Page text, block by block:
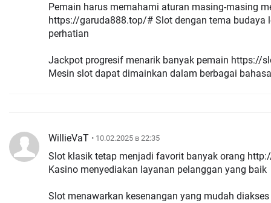
Pemain harus memahami aturan masing-masing
https://garuda888.top/# Slot dengan tema budaya
perhatian
Jackpot progresif menarik banyak pemain https://
Mesin slot dapat dimainkan dalam berbagai bahasa
WillieVaT • 10.02.2025 в 22:35
Slot klasik tetap menjadi favorit banyak orang
Kasino menyediakan layanan pelanggan yang baik
Slot menawarkan kesenangan yang mudah diakses